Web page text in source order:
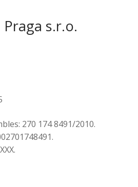
s.r.o.
270 174 8491/2010.